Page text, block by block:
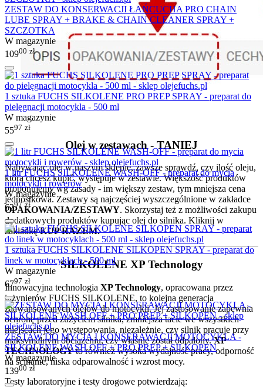
Olej w zestawach - TANIEJ
Nabywając olej w naszym sklepie, zawsze sprawdź, czy ilość oleju,
którą chcesz kupić, występuje w zestawie. Większość produktów
proponujemy wg zasady - im większy zestaw, tym mniejsza cena
jednostkowa. Zestawy są najczęściej wyszczególnione w zakładce
OPAKOWANIA/ZESTAWY. Skorzystaj też z możliwości zakupu
dodatkowych produktów kupując olej do silnika. Kliknij w
zakładkęKUP RAZEM.
SILKOLENE XP Technology
Innowacyjna technologia XP Technology, opracowana przez
inżynierów FUCHS SILKOLENE, to kolejna generacja
zaawansowanych olejów do motocykli. Jej zastosowanie zapewnia
ochronę przed zużyciem silnika, zmniejsza tacie we wszystkich
miejscach jego występowania, niezależnie, czy silnik pracuje przy
maksymalnym obciążeniu, czy właśnie został odpalony.XP
TECHNOLOGYto również wysoka wydajność pracy, odporność
na ścinanie, niska odparowalność i wzrost mocy.
Testy laboratoryjne i testy drogowe potwierdzają:
ZESTAW DO KONSERWACJI ŁAŃCUCHA PRO CHAIN
LUBE SPRAY + BRAKE & CHAIN CLEANER SPRAY +
SZCZOTKA
W magazynie
10900 zł
1 sztuka FUCHS SILKOLENE PRO PREP SPRAY - preparat do
pielęgnacji motocykla - 500 ml
W magazynie
5597 zł
1 litr FUCHS SILKOLENE WASH-OFF - preparat do mycia
motocykli i rowerów
W magazynie
6297 zł
1 sztuka FUCHS SILKOLENE SILKOPEN SPRAY - preparat do
linek w motocyklach - 500 ml
W magazynie
6797 zł
ZESTAW DO MYCIA I KONSERAWACJI MOTOCYKLA -
SILKOLENE WASH OFF + PRO PREP + SILKOPEN
W magazynie
13900 zł